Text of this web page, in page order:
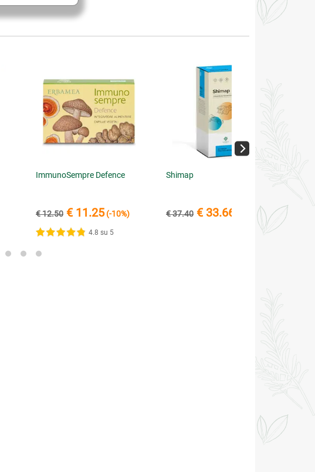
ImmunoSempre Defence
€ 12.50 € 11.25(-10%)
4.8 su 5
Shimap
€ 37.40 € 33.66 (-10%)